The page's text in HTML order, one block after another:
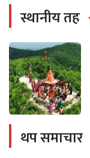
स्थानीय तह
थप समाचार